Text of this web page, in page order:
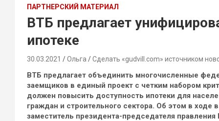
ПАРТНЕРСКИЙ МАТЕРИАЛ
ВТБ предлагает
ипотеке
30.03.2021 Ольга Сделать «gudvill.com» источником
ВТБ предлагает объединить многочисленные
заемщиков в единый проект с четким набором
должен повысить доступность ипотеки для
граждан и строительного сектора. Об этом в
заместитель президента-председателя